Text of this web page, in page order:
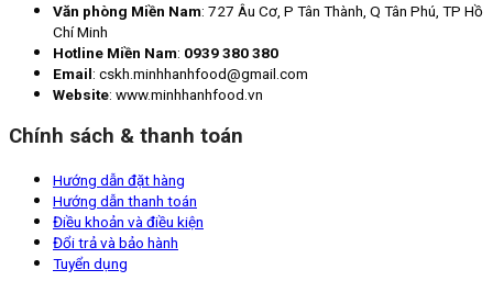
Văn phòng Miền Nam: 727 Âu Cơ, P Tân Thành, Q Tân Phú, TP Hồ
Chí Minh
Hotline Miền Nam: 0939 380 380
Email: cskh.minhhanhfood@gmail.com
Website: www.minhhanhfood.vn
Chính sách & thanh toán
Hướng dẫn đặt hàng
Hướng dẫn thanh toán
Điều khoản và điều kiện
Đổi trả và bảo hành
Tuyển dụng